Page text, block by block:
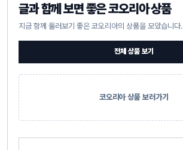
글과 함께 보면 좋은 코오리아 상품
지금 함께 둘러보기 좋은 코오리아의 상품을 모았습니다.
전체 상품 보기
코오리아 상품 보러가기